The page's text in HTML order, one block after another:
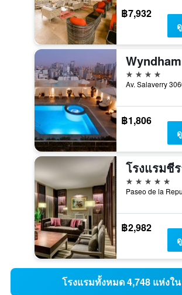
฿7,932
4 ดาว
฿1,806
5 ดาว
฿2,982
โรงแรมทั้งหมด 4,748 แห่งใ